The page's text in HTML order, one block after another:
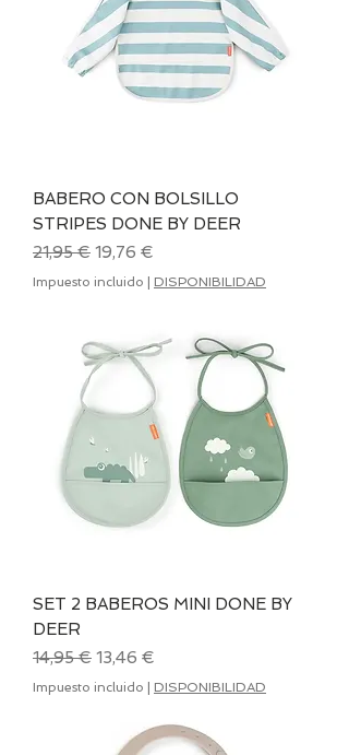
BABERO CON BOLSILLO
STRIPES DONE BY DEER
Precio
21,95 € Precio de oferta
19,76 €
Impuesto incluido DISPONIBILIDAD
SET 2 BABEROS MINI DONE BY
DEER
Precio
14,95 € Precio de oferta
13,46 €
Impuesto incluido DISPONIBILIDAD